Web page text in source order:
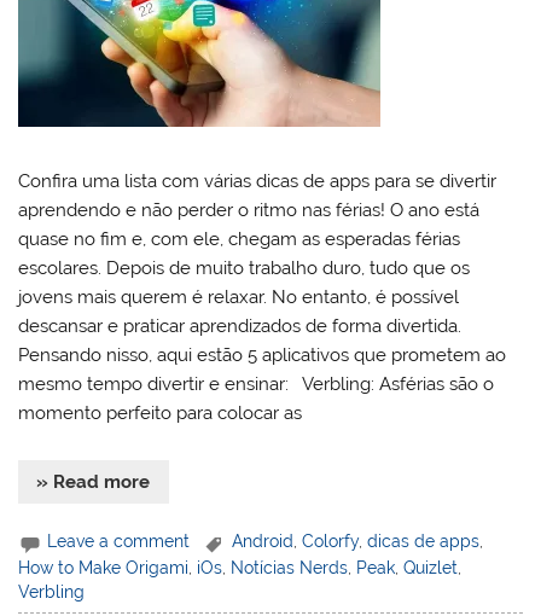
Confira uma lista com várias dicas de apps para se divertir
aprendendo e não perder o ritmo nas férias! O ano está
quase no fim e, com ele, chegam as esperadas férias
escolares. Depois de muito trabalho duro, tudo que os
jovens mais querem é relaxar. No entanto, é possível
descansar e praticar aprendizados de forma divertida.
Pensando nisso, aqui estão 5 aplicativos que prometem ao
mesmo tempo divertir e ensinar: Verbling: Asférias são o
momento perfeito para colocar as
» Read more
Leave a comment Android,Colorfy,dicas de apps,
How to Make Origami iOs Notícias Nerds Peak ,Quizlet
Verbling